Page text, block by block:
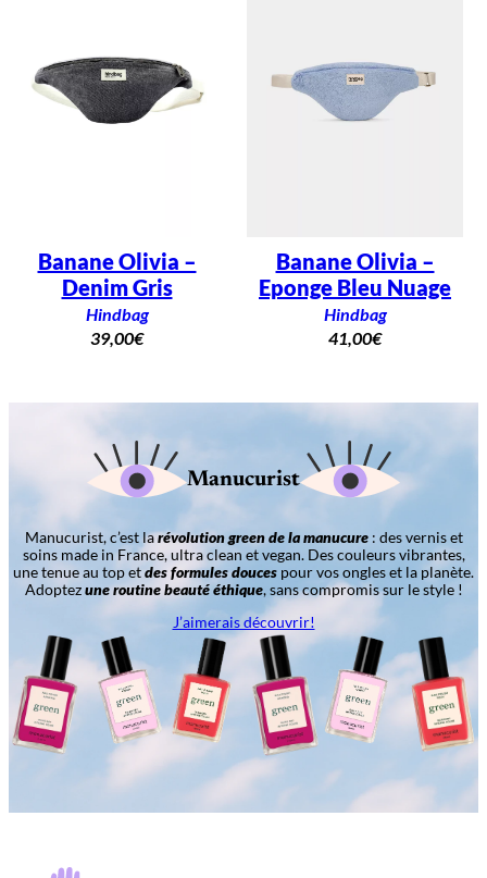
Banane Olivia –
Denim Gris
Hindbag
39,00€
Banane Olivia –
Eponge Bleu Nuage
Hindbag
41,00€
Manucurist
Manucurist, c’est larévolution green de la manucure: des vernis et
soins made in France, ultra clean et vegan. Des couleurs vibrantes,
une tenue au top etdes formules douces pour vos ongles et la planète.
Adoptezune routine beauté éthique, sans compromis sur le style !
J’aimerais découvrir!